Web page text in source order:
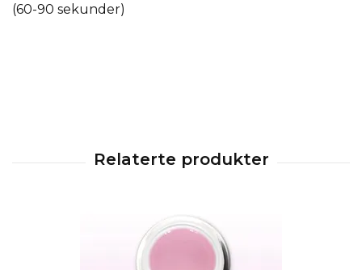
(60-90 sekunder)